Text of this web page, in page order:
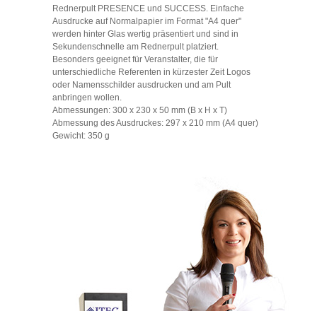
Rednerpult PRESENCE und SUCCESS. Einfache
Ausdrucke auf Normalpapier im Format "A4 quer"
werden hinter Glas wertig präsentiert und sind in
Sekundenschnelle am Rednerpult platziert.
Besonders geeignet für Veranstalter, die für
unterschiedliche Referenten in kürzester Zeit Logos
oder Namensschilder ausdrucken und am Pult
anbringen wollen.
Abmessungen: 300 x 230 x 50 mm (B x H x T)
Abmessung des Ausdruckes: 297 x 210 mm (A4 quer)
Gewicht: 350 g